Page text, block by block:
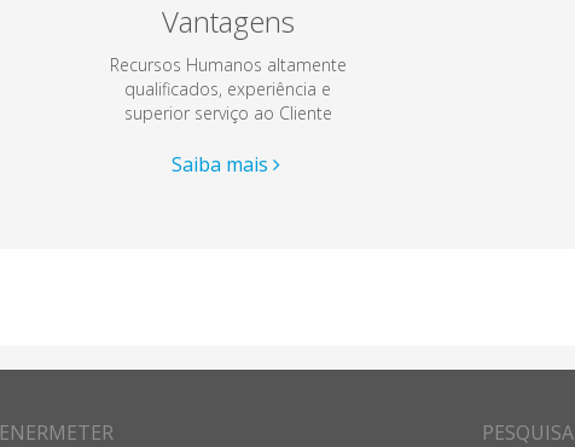
Vantagens
Recursos Humanos altamente
qualificados, experiência e
superior serviço ao Cliente
Saiba mais
ENERMETER PESQUISA